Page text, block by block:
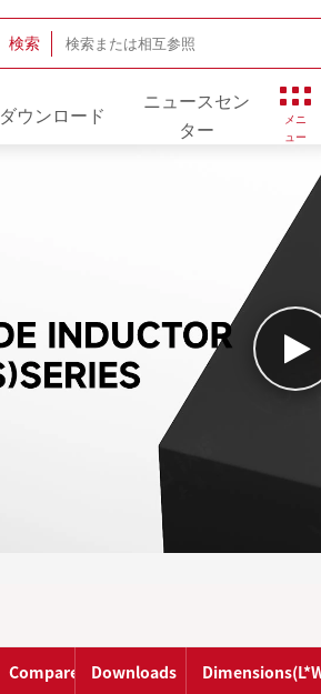
検索
ダウンロード
ニュースセン
ター
メニ
ュー
Compare Downloads